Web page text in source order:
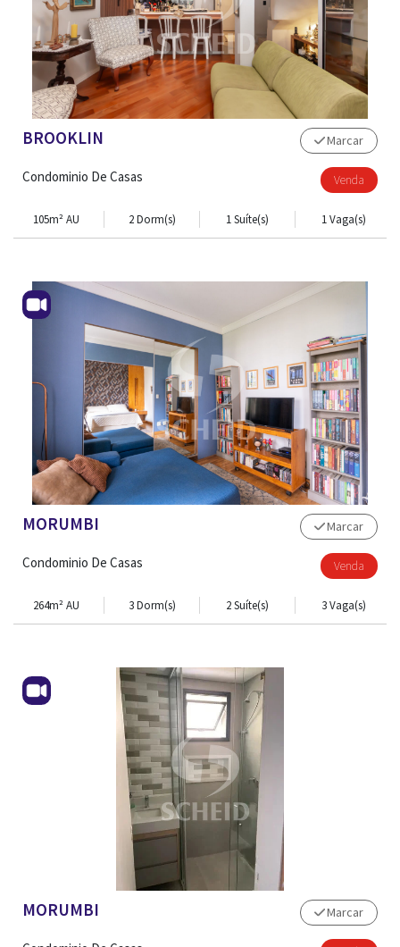
BROOKLIN
Condominio De Casas
Marcar
Venda
105m² AU 2 Dorm(s) 1 Suíte(s) 1 Vaga(s)
MORUMBI
Condominio De Casas
Marcar
Venda
264m² AU 3 Dorm(s) 2 Suíte(s) 3 Vaga(s)
MORUMBI Marcar